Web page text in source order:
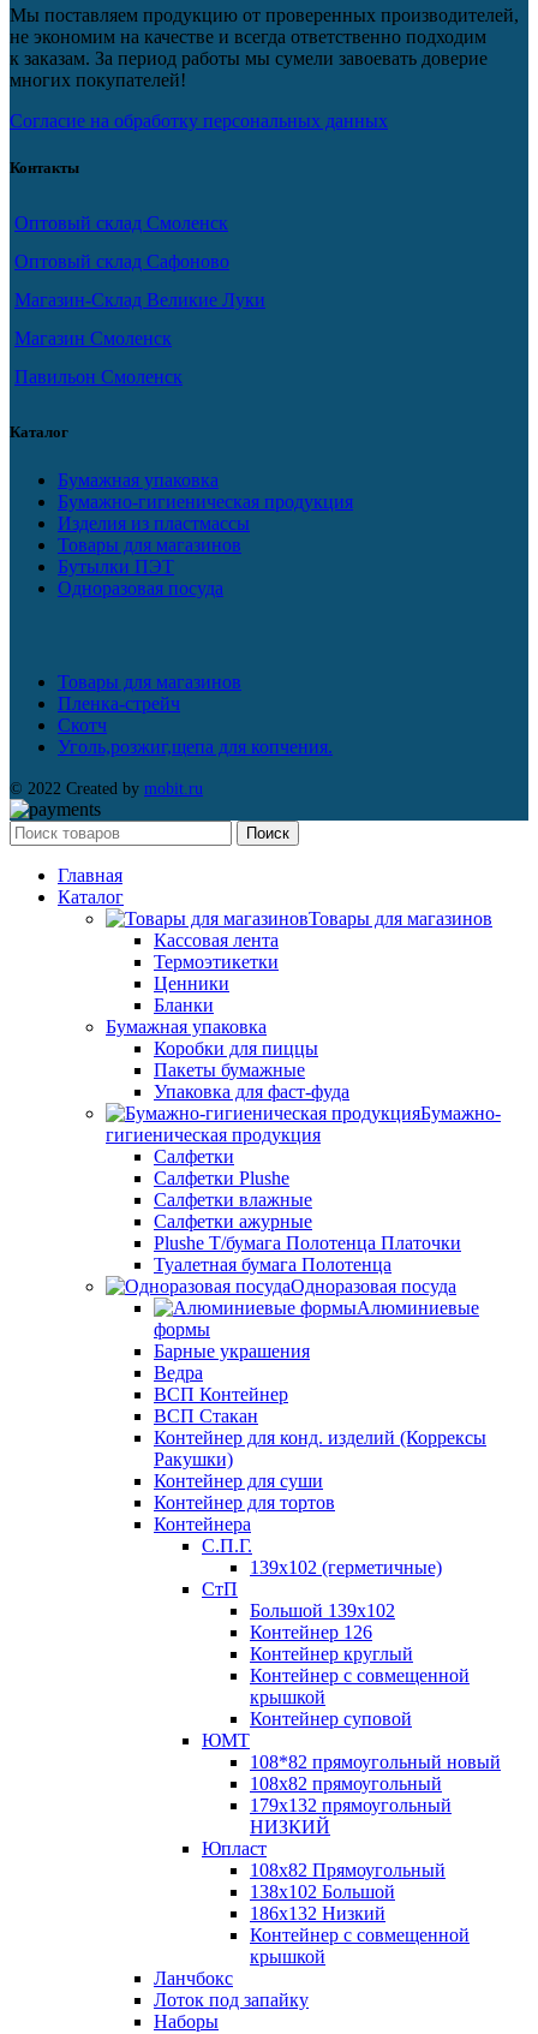
Мы поставляем продукцию от проверенных производителей,
не экономим на качестве и всегда ответственно подходим
к заказам. За период работы мы сумели завоевать доверие
многих покупателей!
Согласие на обработку персональных данных
Контакты
Оптовый склад Смоленск
Оптовый склад Сафоново
Магазин-Склад Великие Луки
Магазин Смоленск
Павильон Смоленск
Каталог
Бумажная упаковка
Бумажно-гигиеническая продукция
Изделия из пластмассы
Товары для магазинов
Бутылки ПЭТ
Одноразовая посуда
Товары для магазинов
Пленка-стрейч
Скотч
Уголь,розжиг,щепа для копчения.
© 2022 Created by mobit.ru
Поиск
Главная
Каталог
Товары для магазинов
Кассовая лента
Термоэтикетки
Ценники
Бланки
Бумажная упаковка
Коробки для пиццы
Пакеты бумажные
Упаковка для фаст-фуда
Бумажно-
гигиеническая продукция
Салфетки
Салфетки Plushe
Салфетки влажные
Салфетки ажурные
Plushe Т/бумага Полотенца Платочки
Туалетная бумага Полотенца
Одноразовая посуда
Алюминиевые
формы
Барные украшения
Ведра
ВСП Контейнер
ВСП Стакан
Контейнер для конд. изделий (Коррексы
Ракушки)
Контейнер для суши
Контейнер для тортов
Контейнера
С.П.Г.
139х102 (герметичные)
СтП
Большой 139х102
Контейнер 126
Контейнер круглый
Контейнер с совмещенной
крышкой
Контейнер суповой
ЮМТ
108*82 прямоугольный новый
108х82 прямоугольный
179х132 прямоугольный
НИЗКИЙ
Юпласт
108х82 Прямоугольный
138х102 Большой
186х132 Низкий
Контейнер с совмещенной
крышкой
Ланчбокс
Лоток под запайку
Наборы